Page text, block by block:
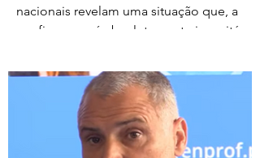
nacionais revelam uma situação que, a
confirmar-se, é absolutamente inaceitável.
assegurado, em condições
extremamente difíceis, a classificação da
1.ª fase, surgem agora orientações que
determinam que, se um classificador não
registar classificações num determinado